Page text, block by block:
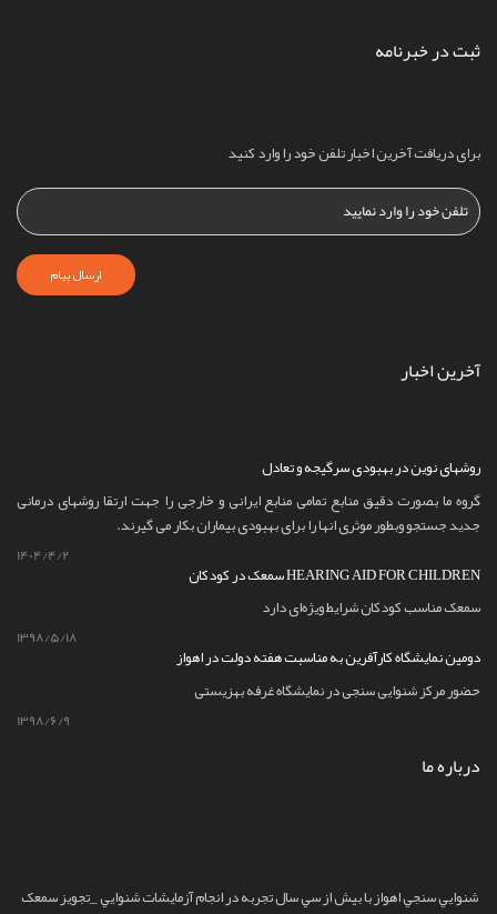
ثبت در خبرنامه
برای دریافت آخرین اخبار تلفن خود را وارد کنید
ارسال پیام
آخرین اخبار
روشهای نوین در بهبودی سرگیجه و تعادل
گروه ما بصورت دقیق منابع تمامی منابع ایرانی و خارجی را جهت ارتقا روشهای درمانی
جدید جستجو وبطور موثری انها را برای بهبودی بیماران بکار می گیرند.
1404/4/2
سمعک در کودکان HEARING AID FOR CHILDREN
سمعک مناسب کودکان شرایط ویژه‌ای دارد
1398/5/18
دومین نمایشگاه کارآفرین به مناسبت هفته دولت در اهواز
حضور مرکز شنوایی سنجی در نمایشگاه غرفه بهزیستی
1398/6/9
درباره ما
شنوايي سنجي اهوازبا بيش از سي سال تجربه در انجام آزمايشات شنوايي _تجويز سمعک